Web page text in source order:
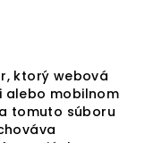
ktorý webová
mobilnom
tomuto súboru